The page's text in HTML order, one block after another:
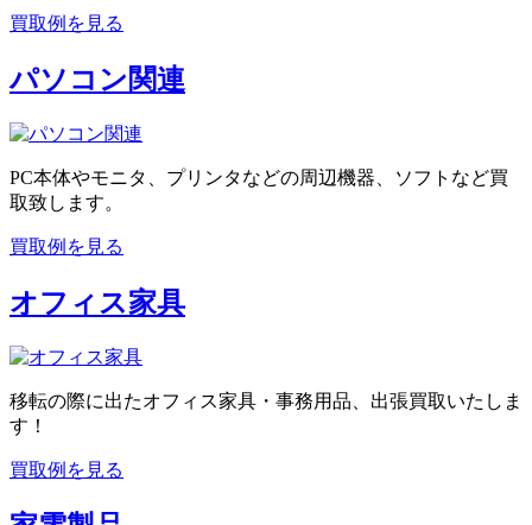
買取例を見る
パソコン関連
PC本体やモニタ、プリンタなどの周辺機器、ソフトなど買
取致します。
買取例を見る
オフィス家具
移転の際に出たオフィス家具・事務用品、出張買取いたしま
す！
買取例を見る